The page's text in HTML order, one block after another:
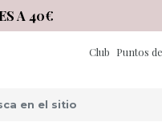
A 40€
Club Puntos